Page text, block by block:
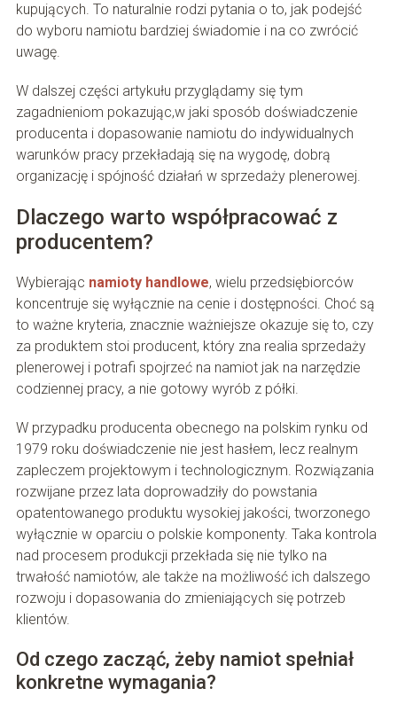
kupujących. To naturalnie rodzi pytania o to, jak podejść
do wyboru namiotu bardziej świadomie i na co zwrócić
uwagę.
W dalszej części artykułu przyglądamy się tym
zagadnieniom pokazując,w jaki sposób doświadczenie
producenta i dopasowanie namiotu do indywidualnych
warunków pracy przekładają się na wygodę, dobrą
organizację i spójność działań w sprzedaży plenerowej.
Dlaczego warto współpracować z
producentem?
Wybierając namioty handlowe, wielu przedsiębiorców
koncentruje się wyłącznie na cenie i dostępności. Choć są
to ważne kryteria, znacznie ważniejsze okazuje się to, czy
za produktem stoi producent, który zna realia sprzedaży
plenerowej i potrafi spojrzeć na namiot jak na narzędzie
codziennej pracy, a nie gotowy wyrób z półki.
W przypadku producenta obecnego na polskim rynku od
1979 roku doświadczenie nie jest hasłem, lecz realnym
zapleczem projektowym i technologicznym. Rozwiązania
rozwijane przez lata doprowadziły do powstania
opatentowanego produktu wysokiej jakości, tworzonego
wyłącznie w oparciu o polskie komponenty. Taka kontrola
nad procesem produkcji przekłada się nie tylko na
trwałość namiotów, ale także na możliwość ich dalszego
rozwoju i dopasowania do zmieniających się potrzeb
klientów.
Od czego zacząć, żeby namiot spełniał
konkretne wymagania?